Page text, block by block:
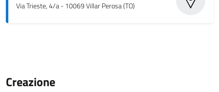
Via Trieste, 4/a - 10069 Villar Perosa (TO)
Creazione